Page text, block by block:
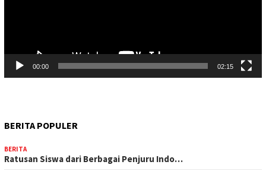
00:00 02:15
BERITA POPULER
BERITA
Ratusan Siswa dari Berbagai Penjuru Indo…